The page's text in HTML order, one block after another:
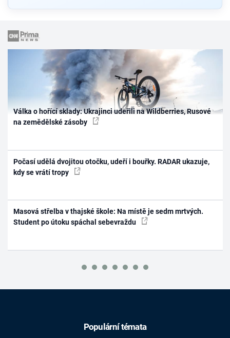
Válka o hořící sklady: Ukrajinci udeřili na Wildberries, Rusové
na zemědělské zásoby
Počasí udělá dvojitou otočku, udeří i bouřky. RADAR ukazuje,
kdy se vrátí tropy
Masová střelba v thajské škole: Na místě je sedm mrtvých.
Student po útoku spáchal sebevraždu
Populární témata